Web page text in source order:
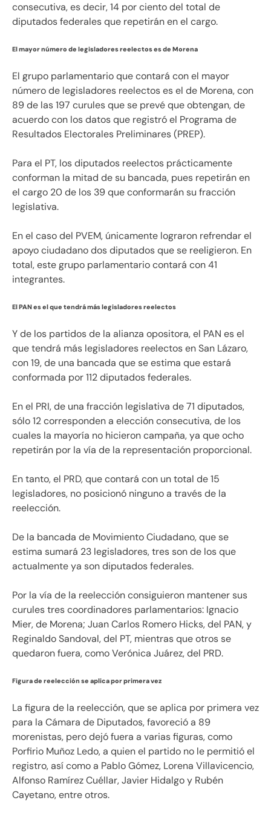
consecutiva, es decir, 14 por ciento del total de
diputados federales que repetirán en el cargo.
El mayor número de legisladores reelectos es de Morena
El grupo parlamentario que contará con el mayor
número de legisladores reelectos es el de Morena, con
89 de las 197 curules que se prevé que obtengan, de
acuerdo con los datos que registró el Programa de
Resultados Electorales Preliminares (PREP).
Para el PT, los diputados reelectos prácticamente
conforman la mitad de su bancada, pues repetirán en
el cargo 20 de los 39 que conformarán su fracción
legislativa.
En el caso del PVEM, únicamente lograron refrendar el
apoyo ciudadano dos diputados que se reeligieron. En
total, este grupo parlamentario contará con 41
integrantes.
El PAN es el que tendrá más legisladores reelectos
Y de los partidos de la alianza opositora, el PAN es el
que tendrá más legisladores reelectos en San Lázaro,
con 19, de una bancada que se estima que estará
conformada por 112 diputados federales.
En el PRI, de una fracción legislativa de 71 diputados,
sólo 12 corresponden a elección consecutiva, de los
cuales la mayoría no hicieron campaña, ya que ocho
repetirán por la vía de la representación proporcional.
En tanto, el PRD, que contará con un total de 15
legisladores, no posicionó ninguno a través de la
reelección.
De la bancada de Movimiento Ciudadano, que se
estima sumará 23 legisladores, tres son de los que
actualmente ya son diputados federales.
Por la vía de la reelección consiguieron mantener sus
curules tres coordinadores parlamentarios: Ignacio
Mier, de Morena; Juan Carlos Romero Hicks, del PAN, y
Reginaldo Sandoval, del PT, mientras que otros se
quedaron fuera, como Verónica Juárez, del PRD.
Figura de reelección se aplica por primera vez
La figura de la reelección, que se aplica por primera vez
para la Cámara de Diputados, favoreció a 89
morenistas, pero dejó fuera a varias figuras, como
Porfirio Muñoz Ledo, a quien el partido no le permitió el
registro, así como a Pablo Gómez, Lorena Villavicencio,
Alfonso Ramírez Cuéllar, Javier Hidalgo y Rubén
Cayetano, entre otros.